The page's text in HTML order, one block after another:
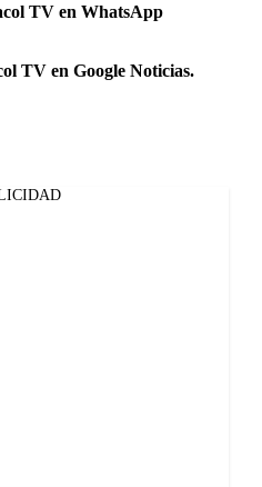
TV en WhatsApp
TV en Google Noticias.